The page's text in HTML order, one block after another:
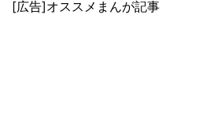
[広告]オススメまんが記事